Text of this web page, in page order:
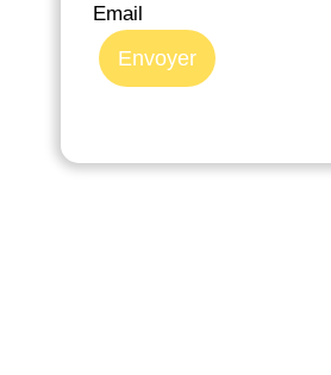
Email
Envoyer